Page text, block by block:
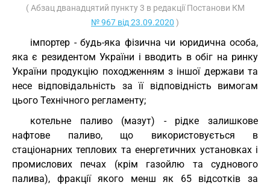
( Абзац дванадцятий пункту 3 в редакції Постанови КМ
№ 967 від 23.09.2020 )
імпортер - будь-яка фізична чи юридична особа,
яка є резидентом України і вводить в обіг на ринку
України продукцію походженням з іншої держави та
несе відповідальність за її відповідність вимогам
цього Технічного регламенту;
котельне паливо (мазут) - рідке залишкове
нафтове паливо, що використовується в
стаціонарних теплових та енергетичних установках і
промислових печах (крім газойлю та суднового
палива), фракції якого менш як 65 відсотків за